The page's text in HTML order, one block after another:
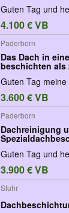
Guten Tag und
4.100 € VB
Paderborn
Das Dach in
beschichten als
Guten Tag
3.600 € VB
Paderborn
Dachreinigung
Betonstein
Guten Tag und
3.900 € VB
Stuhr